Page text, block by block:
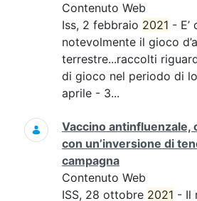
Contenuto Web
Iss, 2 febbraio 2021 - E’
notevolmente il gioco
terrestre...raccolti
di gioco nel periodo di
aprile - 3...
Vaccino antinfluenzale,
con un’inversione di
campagna
Contenuto Web
ISS, 28 ottobre 2021 - Il